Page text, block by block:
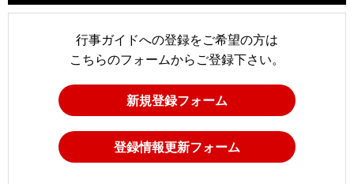
行事ガイドへの登録をご希望の方は
こちらのフォームからご登録下さい。
新規登録フォーム
登録情報更新フォーム